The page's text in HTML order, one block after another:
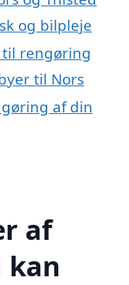
og bilpleje
til rengøring
til Nors
af din
af
kan